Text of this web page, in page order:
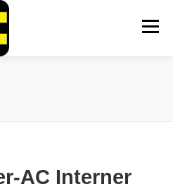
Menü
AC Interner